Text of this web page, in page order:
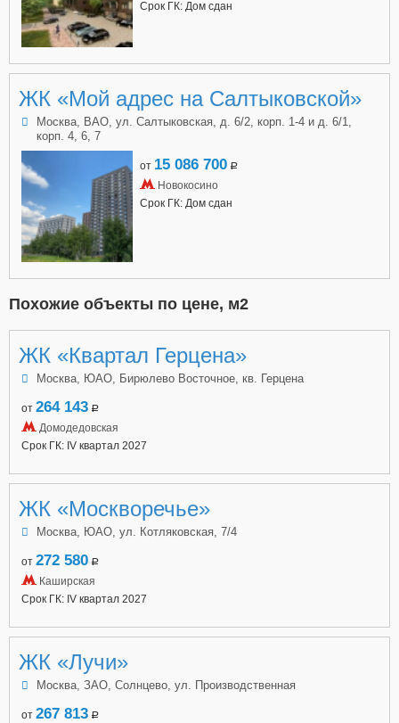
Срок ГК: Дом сдан
ЖК «Мой адрес на Салтыковской»
Москва, ВАО, ул. Салтыковская, д. 6/2, корп. 1-4 и д. 6/1,
корп. 4, 6, 7
от 15 086 700 a
Новокосино
Срок ГК: Дом сдан
Похожие объекты по цене, м2
ЖК «Квартал Герцена»
Москва, ЮАО, Бирюлево Восточное, кв. Герцена
от 264 143 a
Домодедовская
Срок ГК: IV квартал 2027
ЖК «Москворечье»
Москва, ЮАО, ул. Котляковская, 7/4
от 272 580 a
Каширская
Срок ГК: IV квартал 2027
ЖК «Лучи»
Москва, ЗАО, Солнцево, ул. Производственная
от 267 813 a